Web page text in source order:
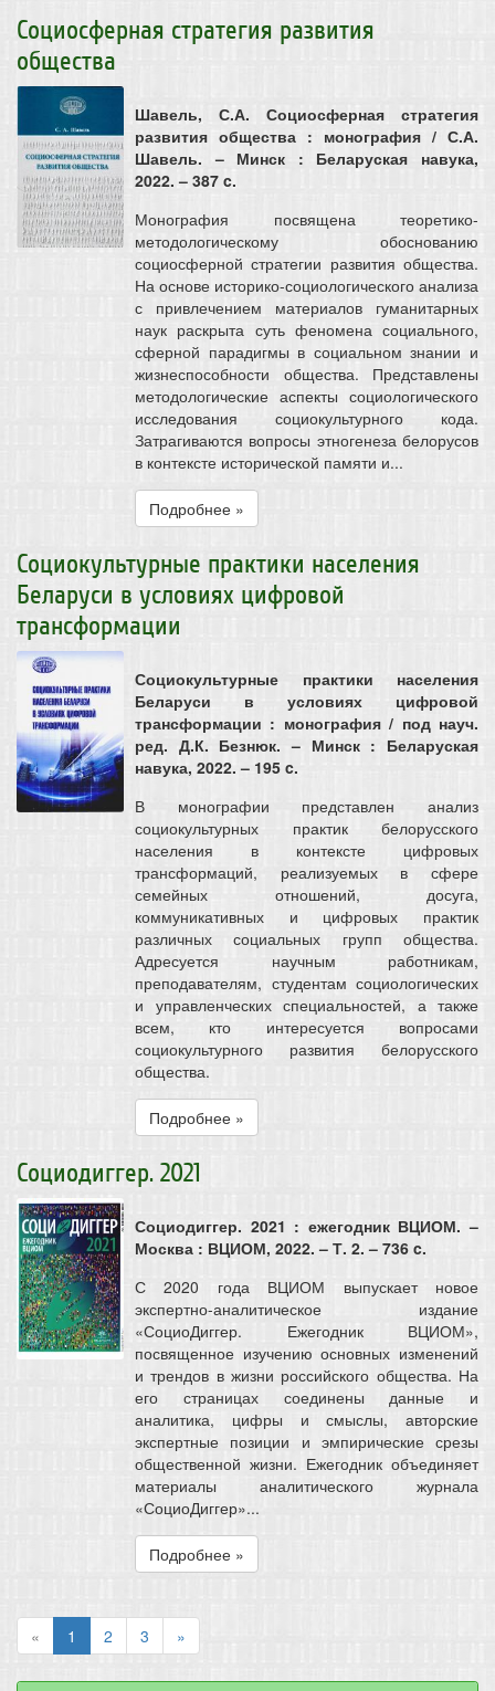
Социосферная стратегия развития
общества
Шавель, С.А. Социосферная стратегия
развития общества : монография / С.А.
Шавель. – Минск : Беларуская навука,
2022. – 387 c.
Монография посвящена теоретико-
методологическому обоснованию
социосферной стратегии развития общества.
На основе историко-социологического анализа
с привлечением материалов гуманитарных
наук раскрыта суть феномена социального,
сферной парадигмы в социальном знании и
жизнеспособности общества. Представлены
методологические аспекты социологического
исследования социокультурного кода.
Затрагиваются вопросы этногенеза белорусов
в контексте исторической памяти и...
Подробнее »
Социокультурные практики населения
Беларуси в условиях цифровой
трансформации
Социокультурные практики населения
Беларуси в условиях цифровой
трансформации : монография / под науч.
ред. Д.К. Безнюк. – Минск : Беларуская
навука, 2022. – 195 c.
В монографии представлен анализ
социокультурных практик белорусского
населения в контексте цифровых
трансформаций, реализуемых в сфере
семейных отношений, досуга,
коммуникативных и цифровых практик
различных социальных групп общества.
Адресуется научным работникам,
преподавателям, студентам социологических
и управленческих специальностей, а также
всем, кто интересуется вопросами
социокультурного развития белорусского
общества.
Подробнее »
Социодиггер. 2021
Социодиггер. 2021 : ежегодник ВЦИОМ. –
Москва : ВЦИОМ, 2022. – Т. 2. – 736 c.
С 2020 года ВЦИОМ выпускает новое
экспертно-аналитическое издание
«СоциоДиггер. Ежегодник ВЦИОМ»,
посвященное изучению основных изменений
и трендов в жизни российского общества. На
его страницах соединены данные и
аналитика, цифры и смыслы, авторские
экспертные позиции и эмпирические срезы
общественной жизни. Ежегодник объединяет
материалы аналитического журнала
«СоциоДиггер»...
Подробнее »
« 1 2 3 »